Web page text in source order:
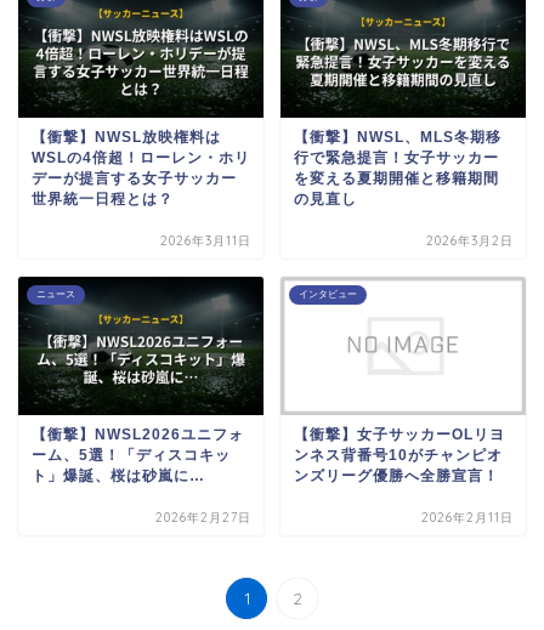
【衝撃】NWSL放映権料は
WSLの4倍超！ローレン・ホリ
デーが提言する女子サッカー
世界統一日程とは？
2026年3月11日
【衝撃】NWSL、MLS冬期移
行で緊急提言！女子サッカー
を変える夏期開催と移籍期間
の見直し
2026年3月2日
ニュース
【衝撃】NWSL2026ユニフォ
ーム、5選！「ディスコキッ
ト」爆誕、桜は砂嵐に…
2026年2月27日
インタビュー
【衝撃】女子サッカーOLリヨ
ンネス背番号10がチャンピオ
ンズリーグ優勝へ全勝宣言！
2026年2月11日
1 2